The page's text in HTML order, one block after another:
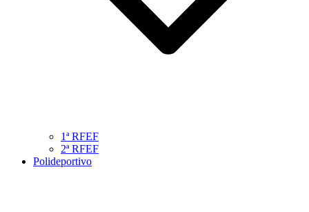
1ª RFEF
2ª RFEF
Polideportivo